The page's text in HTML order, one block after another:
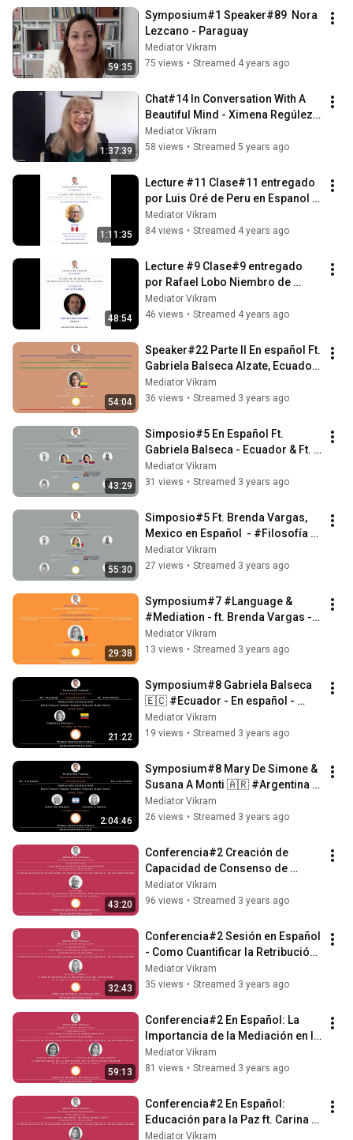
59:35
Symposium#1 Speaker#89  Nora
Lezcano - Paraguay
Mediator Vikram
75 views • Streamed 4 years ago
1:37:39
Chat#14 In Conversation With A
Beautiful Mind - Ximena Regúlez
Brain and Mary de Simone
Mediator Vikram
58 views • Streamed 5 years ago
1:11:35
Lecture #11 Clase#11 entregado
por Luis Oré de Peru en Espanol -
Clases de Mediación
Mediator Vikram
84 views • Streamed 4 years ago
48:54
Lecture #9 Clase#9 entregado
por Rafael Lobo Niembro de
Mexico en Espanol - Clases de
Mediación
Mediator Vikram
46 views • Streamed 4 years ago
54:04
Speaker#22 Parte II En español Ft.
Gabriela Balseca Alzate, Ecuador
- Pueblos Indígenas y Mediación
Mediator Vikram
36 views • Streamed 3 years ago
43:29
Simposio#5 En Español Ft.
Gabriela Balseca - Ecuador & Ft.
Lizyvette Ramos - USA &
Venezuela
Mediator Vikram
31 views • Streamed 3 years ago
55:30
Simposio#5 Ft. Brenda Vargas,
Mexico en Español  - #Filosofía y
#Mediación
Mediator Vikram
27 views • Streamed 3 years ago
29:38
Symposium#7 #Language &
#Mediation - ft. Brenda Vargas -
Mexico 🇲🇽
Mediator Vikram
13 views • Streamed 3 years ago
21:22
Symposium#8 Gabriela Balseca
🇪🇨 #Ecuador - En español -
#Mediation Legislation
Mediator Vikram
19 views • Streamed 3 years ago
2:04:46
Symposium#8 Mary De Simone &
Susana A Monti 🇦🇷 #Argentina -
#Mediation #Legislation
Mediator Vikram
26 views • Streamed 3 years ago
43:20
Conferencia#2 Creación de
Capacidad de Consenso de
Liderazgo ft. Luis Oré
Mediator Vikram
96 views • Streamed 3 years ago
32:43
Conferencia#2 Sesión en Español
- Como Cuantificar la Retribución
del #Mediador ft. Susana A. Monti
Mediator Vikram
35 views • Streamed 3 years ago
59:13
Conferencia#2 En Español: La
Importancia de la Mediación en la
Educacion Escolar - Zoraida y
Claudia
Mediator Vikram
81 views • Streamed 3 years ago
Conferencia#2 En Español:
Educación para la Paz ft. Carina
Tomasi: Conferencia Mundial de
Mediator Vikram